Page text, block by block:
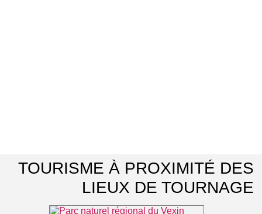
TOURISME À PROXIMITÉ DES
LIEUX DE TOURNAGE